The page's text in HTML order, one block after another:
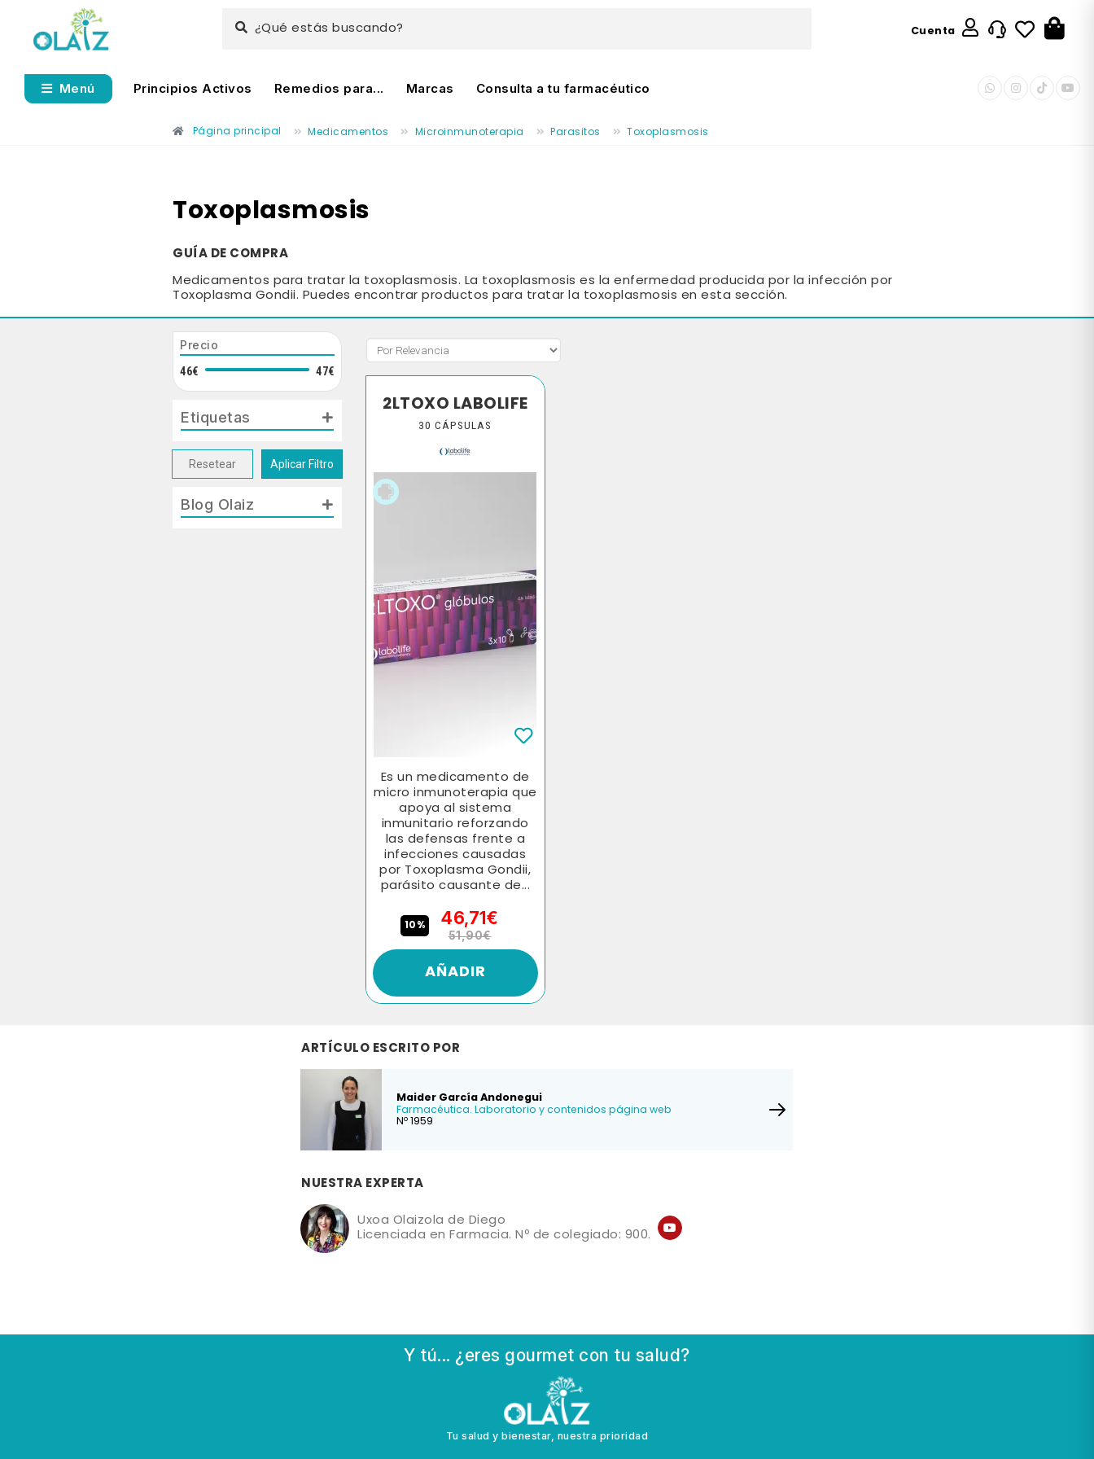
¿Qué estás buscando? Cuenta
Menú Principios Activos Remedios para... Marcas Consulta a tu farmacéutico
Página principal Medicamentos Microinmunoterapia Parasitos Toxoplasmosis
Toxoplasmosis
GUÍA DE COMPRA
Medicamentos para tratar la toxoplasmosis. La toxoplasmosis es la enfermedad producida por la infección por
Toxoplasma Gondii. Puedes encontrar productos para tratar la toxoplasmosis en esta sección.
2LTOXO LABOLIFE
30 CÁPSULAS
Es un medicamento de
micro inmunoterapia que
apoya al sistema
inmunitario reforzando
las defensas frente a
infecciones causadas
por Toxoplasma Gondii,
parásito causante de...
10% 46,71€
51,90€
AÑADIR
Precio
46€ 47€
Etiquetas
Resetear Aplicar Filtro
Blog Olaiz
ARTÍCULO ESCRITO POR
Maider García Andonegui
Farmacéutica. Laboratorio y contenidos página web
Nº 1959
NUESTRA EXPERTA
Uxoa Olaizola de Diego
Licenciada en Farmacia. Nº de colegiado: 900.
Y tú... ¿eres gourmet con tu salud?
Tu salud y bienestar, nuestra prioridad